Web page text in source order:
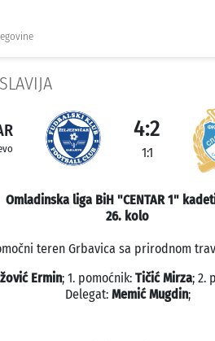
4:2
1:1
Omladinska liga BiH "CENTAR 1"
26. kolo
teren Grbavica sa prirodnom
Ermin; 1. pomoćnik: Tičić Mirza; 2.
Delegat: Memić Mugdin;